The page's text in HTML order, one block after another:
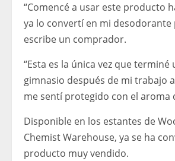
“Comencé a usar este producto
ya lo convertí en mi desodorante
escribe un comprador.
“Esta es la única vez que terminé
gimnasio después de mi trabajo
me sentí protegido con el aroma
Disponible en los estantes de
Chemist Warehouse, ya se ha
producto muy vendido.